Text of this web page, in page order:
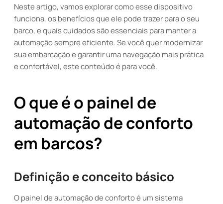
Neste artigo, vamos explorar como esse dispositivo
funciona, os benefícios que ele pode trazer para o seu
barco, e quais cuidados são essenciais para manter a
automação sempre eficiente. Se você quer modernizar
sua embarcação e garantir uma navegação mais prática
e confortável, este conteúdo é para você.
O que é o painel de
automação de conforto
em barcos?
Definição e conceito básico
O painel de automação de conforto é um sistema